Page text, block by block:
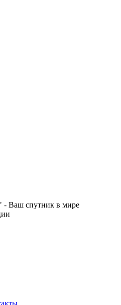
- Ваш спутник в мире